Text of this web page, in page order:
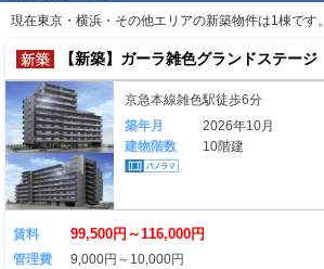
現在東京・横浜・その他エリアの新築物件は1棟です。
【新築】ガーラ雑色グランドステージ
京急本線雑色駅徒歩6分
築年月
2026年10月
建物階数
10階建
賃料 99,500円～116,000円
管理費
9,000円～10,000円